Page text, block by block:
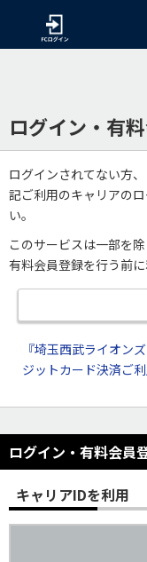
ログイン・有
ログインされてない方
記ご利用のキャリアの
い。
このサービスは一部を除
有料会員登録を行う前
『埼玉西武ライオン
ジットカード決済ご
ログイン・有料会員
キャリアIDを利用